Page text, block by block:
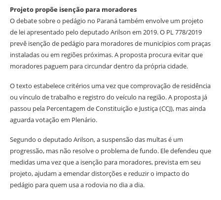
Projeto propõe isenção para moradores
O debate sobre o pedágio no Paraná também envolve um projeto
de lei apresentado pelo deputado Arilson em 2019. O PL 778/2019
prevê isenção de pedágio para moradores de municípios com praças
instaladas ou em regiões próximas. A proposta procura evitar que
moradores paguem para circundar dentro da própria cidade.
O texto estabelece critérios uma vez que comprovação de residência
ou vínculo de trabalho e registro do veículo na região. A proposta já
passou pela Percentagem de Constituição e Justiça (CCJ), mas ainda
aguarda votação em Plenário.
Segundo o deputado Arilson, a suspensão das multas é um
progressão, mas não resolve o problema de fundo. Ele defendeu que
medidas uma vez que a isenção para moradores, prevista em seu
projeto, ajudam a emendar distorções e reduzir o impacto do
pedágio para quem usa a rodovia no dia a dia.